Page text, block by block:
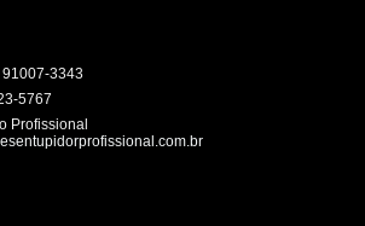
91007-3343
5767
Profissional